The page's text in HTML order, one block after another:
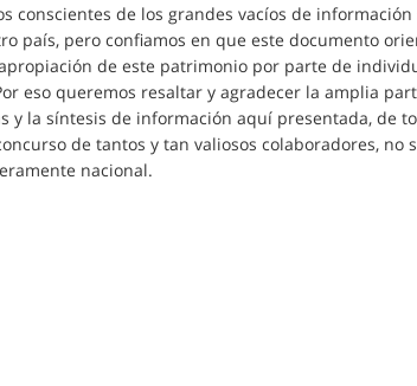
conscientes de los grandes vacíos de
país, pero confiamos en que este documento
de este patrimonio por parte de
eso queremos resaltar y agradecer la amplia
y la síntesis de información aquí presentada, de
de tantos y tan valiosos colaboradores, no
nacional.